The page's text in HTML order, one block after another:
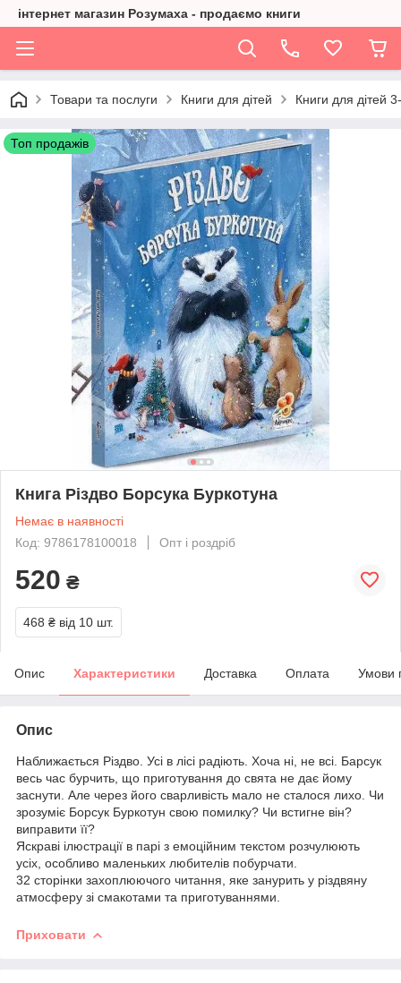
інтернет магазин Розумаха - продаємо книги
Товари та послуги Книги для дітей Книги для дітей
Топ продажів
Книга Різдво Борсука Буркотуна
Немає в наявності
Код: 9786178100018
Опт і роздріб
520 ₴
468 ₴ від 10 шт.
Опис Характеристики Доставка Оплата Умови
Опис
Наближається Різдво. Усі в лісі радіють. Хоча ні, не всі. Барсук
весь час бурчить, що приготування до свята не дає йому
заснути. Але через його сварливість мало не сталося лихо. Чи
зрозуміє Борсук Буркотун свою помилку? Чи встигне він?
виправити її?
Яскраві ілюстрації в парі з емоційним текстом розчулюють
усіх, особливо маленьких любителів побурчати.
32 сторінки захоплюючого читання, яке занурить у різдвяну
атмосферу зі смакотами та приготуваннями.
Приховати